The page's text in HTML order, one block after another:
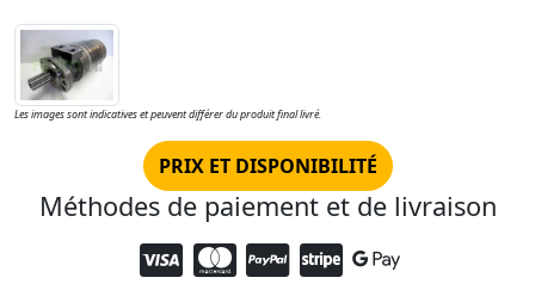
Les images sont indicatives et peuvent différer du produit final livré.
PRIX ET DISPONIBILITÉ
Méthodes de paiement et de livraison